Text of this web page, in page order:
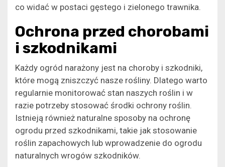
co widać w postaci gęstego i zielonego trawnika.
Ochrona przed chorobami
i szkodnikami
Każdy ogród narażony jest na choroby i szkodniki,
które mogą zniszczyć nasze rośliny. Dlatego warto
regularnie monitorować stan naszych roślin i w
razie potrzeby stosować środki ochrony roślin.
Istnieją również naturalne sposoby na ochronę
ogrodu przed szkodnikami, takie jak stosowanie
roślin zapachowych lub wprowadzenie do ogrodu
naturalnych wrogów szkodników.